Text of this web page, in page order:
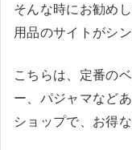
そんな時にお勧め
用品のサイトがシ
こちらは、定番の
ー、パジャマなど
ショップで、お得